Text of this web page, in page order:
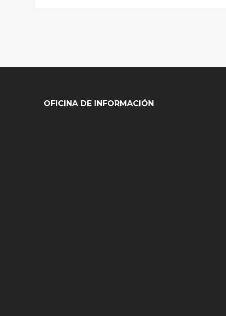
OFICINA DE INFORMACIÓN